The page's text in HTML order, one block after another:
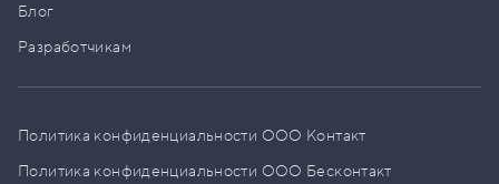
Блог
Разработчикам
Политика конфиденциальности ООО Контакт
Политика конфиденциальности ООО Бесконтакт